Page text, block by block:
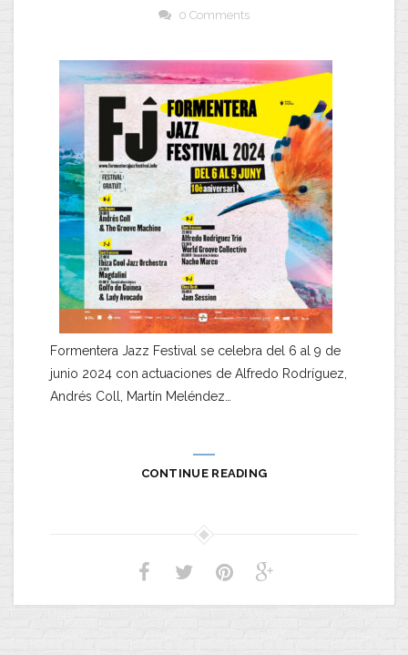
0 Comments
Formentera Jazz Festival se celebra del 6 al 9 de
junio 2024 con actuaciones de Alfredo Rodríguez,
Andrés Coll, Martín Meléndez…
CONTINUE READING